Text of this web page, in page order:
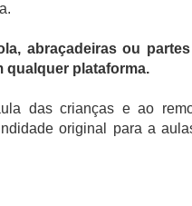
abraçadeiras ou
qualquer plataforma.
das crianças e ao
original para a